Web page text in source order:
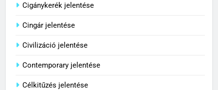
8
Centenárium jelentése
Cigánykerék jelentése
Cingár jelentése
Civilizáció jelentése
Contemporary jelentése
Célkitűzés jelentése